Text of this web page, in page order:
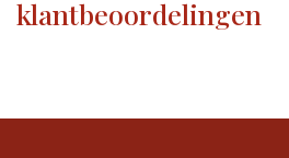
klantbeoordelingen